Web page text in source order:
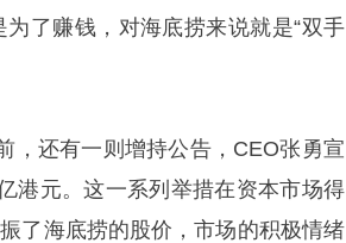
了赚钱，对海底捞来说就是“双手
，还有一则增持公告，CEO张勇宣
港元。这一系列举措在资本市场得
了海底捞的股价，市场的积极情绪